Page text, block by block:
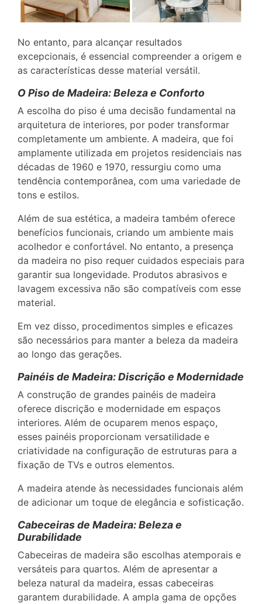
No entanto, para alcançar resultados
excepcionais, é essencial compreender a origem e
as características desse material versátil.
O Piso de Madeira: Beleza e Conforto
A escolha do piso é uma decisão fundamental na
arquitetura de interiores, por poder transformar
completamente um ambiente. A madeira, que foi
amplamente utilizada em projetos residenciais nas
décadas de 1960 e 1970, ressurgiu como uma
tendência contemporânea, com uma variedade de
tons e estilos.
Além de sua estética, a madeira também oferece
benefícios funcionais, criando um ambiente mais
acolhedor e confortável. No entanto, a presença
da madeira no piso requer cuidados especiais para
garantir sua longevidade. Produtos abrasivos e
lavagem excessiva não são compatíveis com esse
material.
Em vez disso, procedimentos simples e eficazes
são necessários para manter a beleza da madeira
ao longo das gerações.
Painéis de Madeira: Discrição e Modernidade
A construção de grandes painéis de madeira
oferece discrição e modernidade em espaços
interiores. Além de ocuparem menos espaço,
esses painéis proporcionam versatilidade e
criatividade na configuração de estruturas para a
fixação de TVs e outros elementos.
A madeira atende às necessidades funcionais além
de adicionar um toque de elegância e sofisticação.
Cabeceiras de Madeira: Beleza e
Durabilidade
Cabeceiras de madeira são escolhas atemporais e
versáteis para quartos. Além de apresentar a
beleza natural da madeira, essas cabeceiras
garantem durabilidade. A ampla gama de opções